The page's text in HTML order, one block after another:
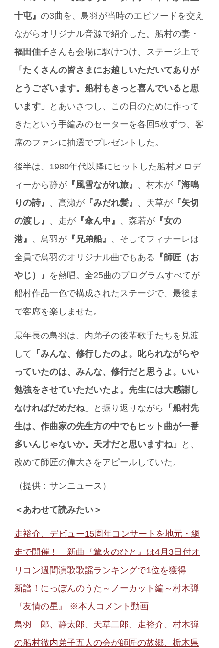
十屯』の3曲を、鳥羽が当時のエピソードを交え
ながらオリジナル音源で紹介した。船村の妻・
福田佳子さんも会場に駆けつけ、ステージ上で
「たくさんの皆さまにお越しいただいてありが
とうございます。船村もきっと喜んでいると思
います」
とあいさつし、この日のために作って
きたという手編みのセーターを各回5枚ずつ、客
席のファンに抽選でプレゼントした。
後半は、1980年代以降にヒットした船村メロデ
ィーから静が 『風雪ながれ旅』 、村木が 『海鳴
りの詩』 、高瀬が 『みだれ髪』 、天草が 『矢切
の渡し』 、走が 『傘ん中』 、森若が 『女の
港』 、鳥羽が 『兄弟船』 、そしてフィナーレは
全員で鳥羽のオリジナル曲でもある
『師匠（お
やじ）』 を熱唱。全25曲のプログラムすべてが
船村作品一色で構成されたステージで、最後ま
で客席を楽しませた。
最年長の鳥羽は、内弟子の後輩歌手たちを見渡
して 「みんな、修行したのよ。叱られながらや
っていたのは、みんな、修行だと思うよ。いい
勉強をさせていただいたよ。先生には大感謝し
なければだめだね」
と振り返りながら
「船村先
生は、作曲家の先生方の中でもヒット曲が一番
多いんじゃないか。天才だと思いますね」
と、
改めて師匠の偉大さをアピールしていた。
（提供：サンニュース）
＜あわせて読みたい＞
走裕介、デビュー15周年コンサートを地元・網
走で開催！ 新曲『篝火のひと』は4月3日付オ
リコン週間演歌歌謡ランキングで1位を獲得
新譜！にっぽんのうた～ノーカット編～村木弾
『友情の星』 ※本人コメント動画
鳥羽一郎、静太郎、天草二郎、走裕介、村木弾
の船村徹内弟子五人の会が師匠の故郷、栃木県